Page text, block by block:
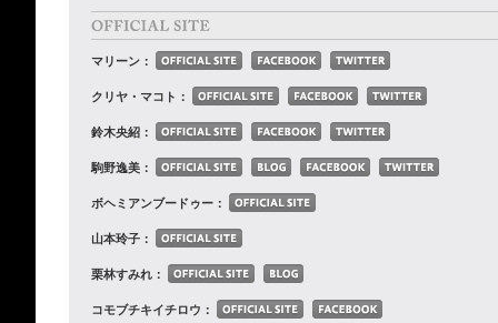
マリーン：
クリヤ・マコト：
鈴木央紹：
駒野逸美：
ボヘミアンブードゥー：
山本玲子：
栗林すみれ：
コモブチキイチロウ：